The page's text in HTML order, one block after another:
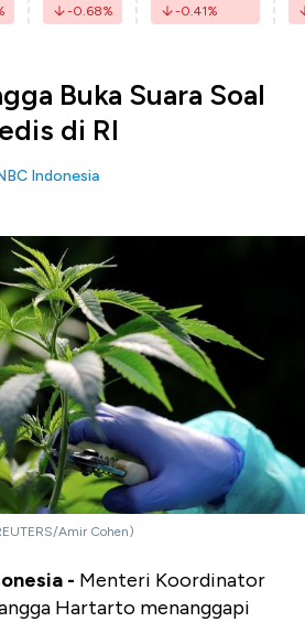
-0.68% -0.41%
Buka Suara Soal
di RI
Indonesia
Amir Cohen)
- Menteri Koordinator
Hartarto menanggapi